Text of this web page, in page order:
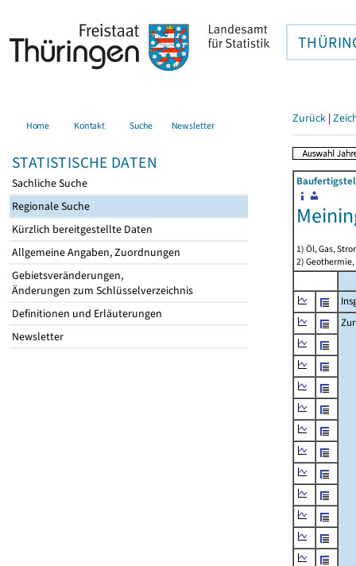
Home Kontakt Suche Newsletter
STATISTISCHE DATEN
Sachliche Suche
Regionale Suche
Kürzlich bereitgestellte Daten
Allgemeine Angaben, Zuordnungen
Gebietsveränderungen,
Änderungen zum Schlüsselverzeichnis
Definitionen und Erläuterungen
Newsletter
Zurück |
1) Öl, Gas,
2)